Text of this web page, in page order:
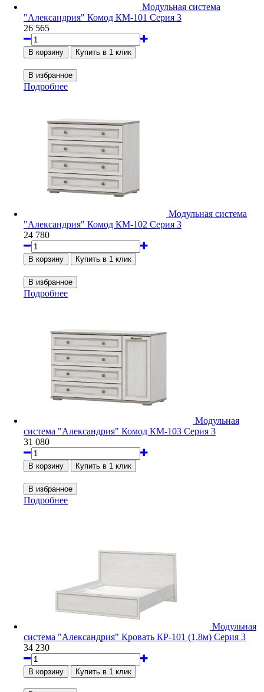
Модульная система
"Александрия" Комод КМ-101 Серия 3
26 565
Подробнее
Модульная система
"Александрия" Комод КМ-102 Серия 3
24 780
Подробнее
Модульная
система "Александрия" Комод КМ-103 Серия 3
31 080
Подробнее
Модульная
система "Александрия" Кровать КР-101 (1,8м) Серия 3
34 230